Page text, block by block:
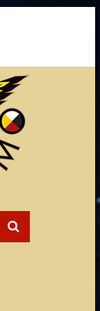
Ancestral